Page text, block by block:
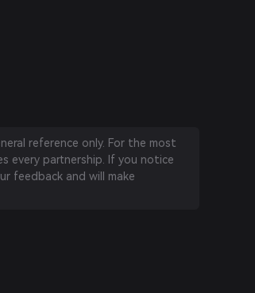
reference only. For the most
every partnership. If you notice
feedback and will make